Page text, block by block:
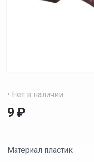
• Нет в наличии
9 ₽
Материал пластик